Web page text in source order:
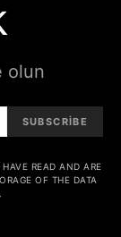
olun
SUBSCRIBE
READ AND ARE
OF THE DATA